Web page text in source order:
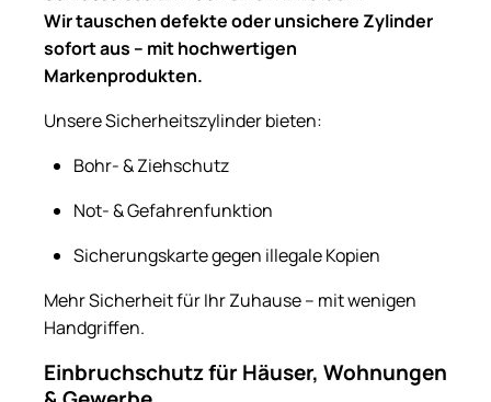
Wir tauschen defekte oder unsichere Zylinder
sofort aus – mit hochwertigen
Markenprodukten.
Unsere Sicherheitszylinder bieten:
Bohr- & Ziehschutz
Not- & Gefahrenfunktion
Sicherungskarte gegen illegale Kopien
Mehr Sicherheit für Ihr Zuhause – mit wenigen
Handgriffen.
Einbruchschutz für Häuser, Wohnungen